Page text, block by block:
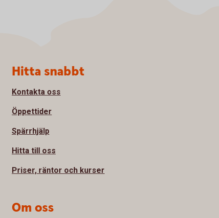
Sidfot
Hitta snabbt
Kontakta oss
Öppettider
Spärrhjälp
Hitta till oss
Priser, räntor och kurser
Om oss